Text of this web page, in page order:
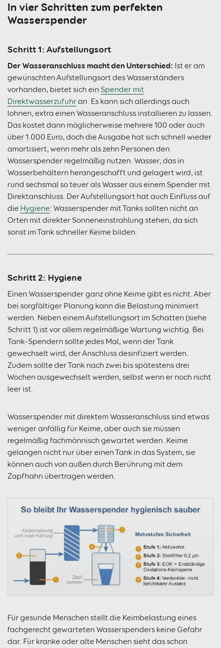
In vier Schritten zum perfekten
Wasserspender
Schritt 1: Aufstellungsort
Der Wasseranschluss macht den Unterschied: Ist er am
gewünschten Aufstellungsort des Wasserständers
vorhanden, bietet sich ein Spender mit
Direktwasserzufuhran. Es kann sich allerdings auch
lohnen, extra einen Wasseranschluss installieren zu lassen.
Das kostet dann möglicherweise mehrere 100 oder auch
über 1.000 Euro, doch die Ausgabe hat sich schnell wieder
amortisiert, wenn mehr als zehn Personen den
Wasserspender regelmäßig nutzen. Wasser, das in
Wasserbehältern herangeschafft und gelagert wird, ist
rund sechsmal so teuer als Wasser aus einem Spender mit
Direktanschluss. Der Aufstellungsort hat auch Einfluss auf
die Hygiene: Wasserspender mit Tanks sollten nicht an
Orten mit direkter Sonneneinstrahlung stehen, da sich
sonst im Tank schneller Keime bilden.
Schritt 2: Hygiene
Einen Wasserspender ganz ohne Keime gibt es nicht. Aber
bei sorgfältiger Planung kann die Belastung minimiert
werden. Neben einem Aufstellungsort im Schatten (siehe
Schritt 1) ist vor allem regelmäßige Wartung wichtig. Bei
Tank-Spendern sollte jedes Mal, wenn der Tank
gewechselt wird, der Anschluss desinfiziert werden.
Zudem sollte der Tank nach zwei bis spätestens drei
Wochen ausgewechselt werden, selbst wenn er noch nicht
leer ist.
Wasserspender mit direktem Wasseranschluss sind etwas
weniger anfällig für Keime, aber auch sie müssen
regelmäßig fachmännisch gewartet werden. Keime
gelangen nicht nur über einen Tank in das System, sie
können auch von außen durch Berührung mit dem
Zapfhahn übertragen werden.
Für gesunde Menschen stellt die Keimbelastung eines
fachgerecht gewarteten Wasserspenders keine Gefahr
dar. Für kranke oder alte Menschen sieht das schon